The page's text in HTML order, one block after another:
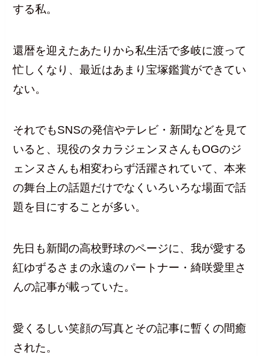
する私。
還暦を迎えたあたりから私生活で多岐に渡って
忙しくなり、最近はあまり宝塚鑑賞ができてい
ない。
それでもSNSの発信やテレビ・新聞などを見て
いると、現役のタカラジェンヌさんもOGのジ
ェンヌさんも相変わらず活躍されていて、本来
の舞台上の話題だけでなくいろいろな場面で話
題を目にすることが多い。
先日も新聞の高校野球のページに、我が愛する
紅ゆずるさまの永遠のパートナー・綺咲愛里さ
んの記事が載っていた。
愛くるしい笑顔の写真とその記事に暫くの間癒
された。